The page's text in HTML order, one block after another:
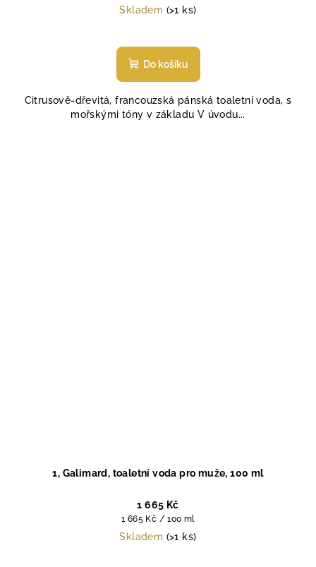
cena:
Skladem (>1 ks)
Do košíku
Citrusově-dřevitá, francouzská pánská toaletní voda, s
mořskými tóny v základu V úvodu...
1, Galimard, toaletní voda pro muže, 100 ml
1 665 Kč
Měrná
cena:
1 665 Kč / 100 ml
Skladem (>1 ks)